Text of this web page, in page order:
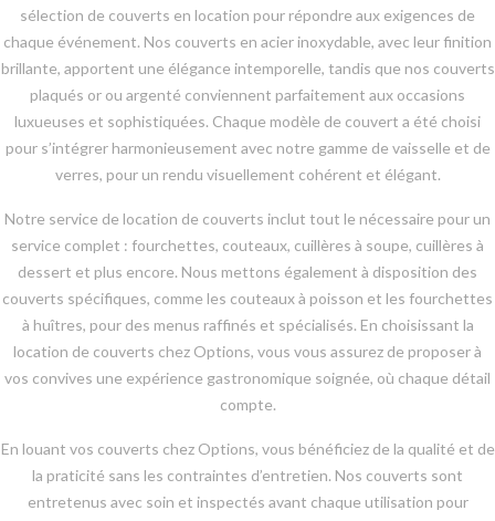
sélection de couverts en location pour répondre aux exigences de
chaque événement. Nos couverts en acier inoxydable, avec leur finition
brillante, apportent une élégance intemporelle, tandis que nos couverts
plaqués or ou argenté conviennent parfaitement aux occasions
luxueuses et sophistiquées. Chaque modèle de couvert a été choisi
pour s’intégrer harmonieusement avec notre gamme de vaisselle et de
verres, pour un rendu visuellement cohérent et élégant.
Notre service de location de couverts inclut tout le nécessaire pour un
service complet : fourchettes, couteaux, cuillères à soupe, cuillères à
dessert et plus encore. Nous mettons également à disposition des
couverts spécifiques, comme les couteaux à poisson et les fourchettes
à huîtres, pour des menus raffinés et spécialisés. En choisissant la
location de couverts chez Options, vous vous assurez de proposer à
vos convives une expérience gastronomique soignée, où chaque détail
compte.
En louant vos couverts chez Options, vous bénéficiez de la qualité et de
la praticité sans les contraintes d’entretien. Nos couverts sont
entretenus avec soin et inspectés avant chaque utilisation pour